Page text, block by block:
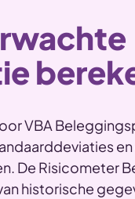
VBA
De Risicometer
historische